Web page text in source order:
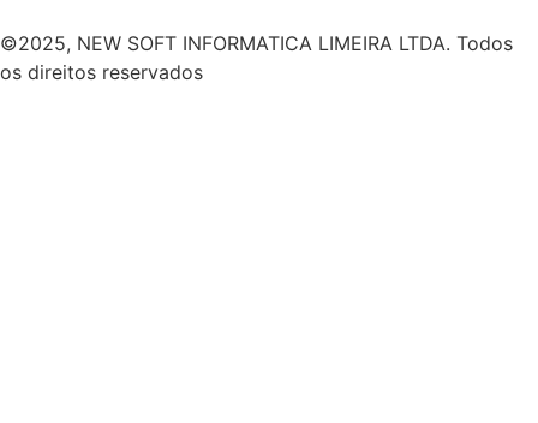
©2025, NEW SOFT INFORMATICA LIMEIRA LTDA. Todos
os direitos reservados